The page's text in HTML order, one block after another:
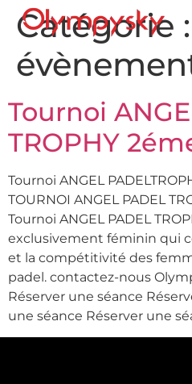
Catégorie :
Tournoi
TROPHY
Tournoi ANGEL
TOURNOI ANGEL PADEL
Tournoi ANGEL PADEL
exclusivement féminin qui
et la compétitivité des
padel. contactez-nous
Réserver une séance
une séance Réserver une